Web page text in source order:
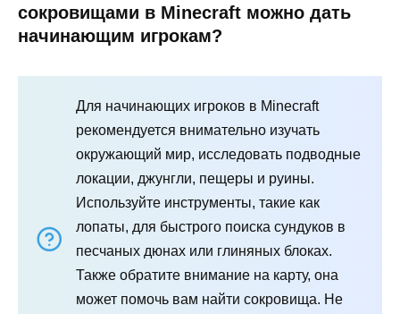
сокровищами в Minecraft можно дать
начинающим игрокам?
Для начинающих игроков в Minecraft
рекомендуется внимательно изучать
окружающий мир, исследовать подводные
локации, джунгли, пещеры и руины.
Используйте инструменты, такие как
лопаты, для быстрого поиска сундуков в
песчаных дюнах или глиняных блоках.
Также обратите внимание на карту, она
может помочь вам найти сокровища. Не